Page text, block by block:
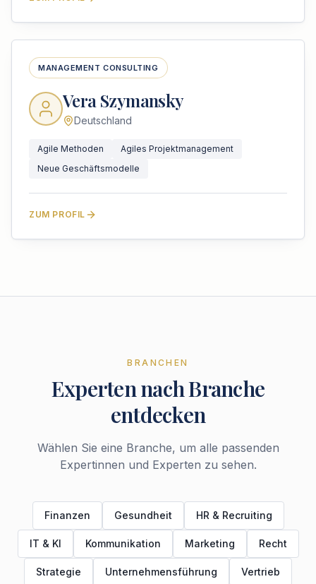
MANAGEMENT CONSULTING
Vera Szymansky
Deutschland
Agile Methoden
Agiles Projektmanagement
Neue Geschäftsmodelle
ZUM PROFIL
BRANCHEN
Experten nach Branche
entdecken
Wählen Sie eine Branche, um alle passenden
Expertinnen und Experten zu sehen.
Finanzen Gesundheit HR & Recruiting
IT & KI Kommunikation Marketing Recht
Strategie Unternehmensführung Vertrieb